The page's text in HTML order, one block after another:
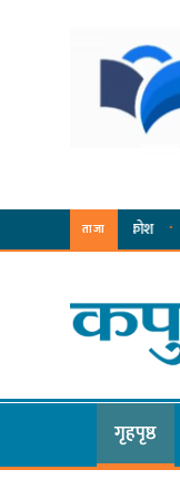
ताजा
· हर्क
गृहपृष्ठ